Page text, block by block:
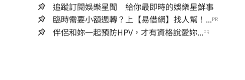
追蹤訂閱娛樂星聞 給你最即時的娛樂星鮮事
臨時需要小額週轉？上【易借網】找人幫！...PR
伴侶和妳一起預防HPV，才有資格說愛妳...PR